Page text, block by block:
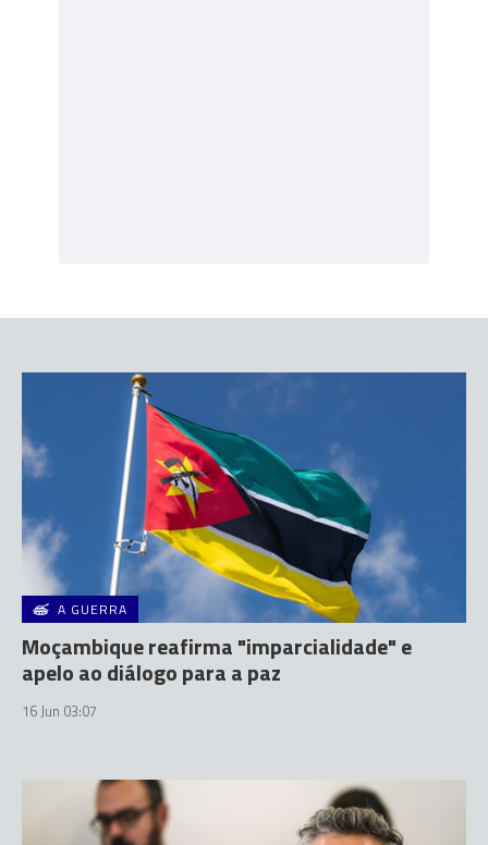
A GUERRA
Moçambique reafirma "imparcialidade" e
apelo ao diálogo para a paz
16 Jun 03:07